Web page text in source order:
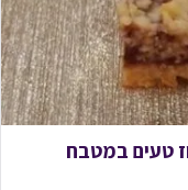
טעים במטבח